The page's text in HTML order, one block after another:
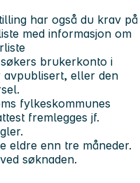
har også du krav på
med informasjon om
brukerkonto i
eller den
fylkeskommunes
fremlegges jf.
eldre enn tre måneder.
søknaden.